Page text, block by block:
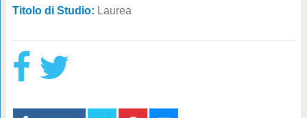
Titolo di Studio: Laurea